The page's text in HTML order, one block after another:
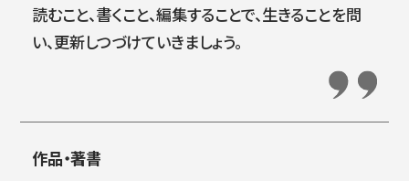
読むこと、書くこと、編集することで、生きることを問
い、更新しつづけていきましょう。
作品・著書